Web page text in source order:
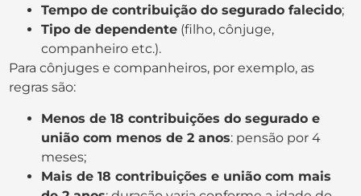
Tempo de contribuição do segurado falecido;
Tipo de dependente (filho, cônjuge,
companheiro etc.).
Para cônjuges e companheiros, por exemplo, as
regras são:
Menos de 18 contribuições do segurado e
união com menos de 2 anos: pensão por 4
meses;
Mais de 18 contribuições e união com mais